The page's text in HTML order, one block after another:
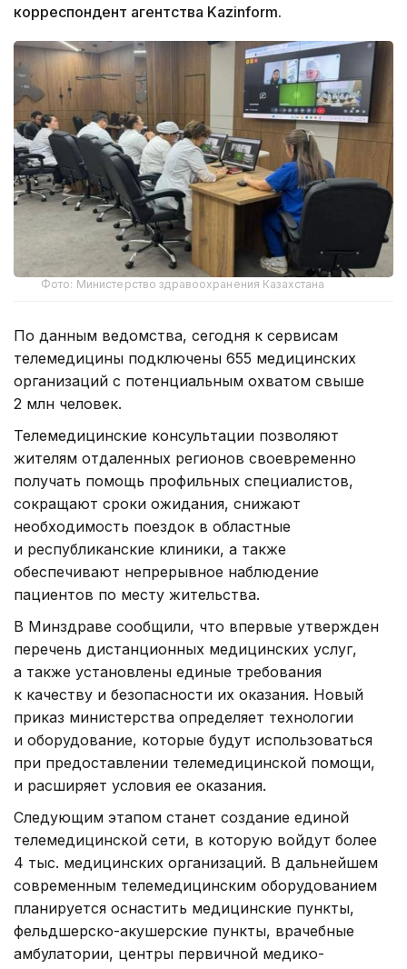
корреспондент агентства Kazinform.
Фото: Министерство здравоохранения Казахстана
По данным ведомства, сегодня к сервисам
телемедицины подключены 655 медицинских
организаций с потенциальным охватом свыше
2 млн человек.
Телемедицинские консультации позволяют
жителям отдаленных регионов своевременно
получать помощь профильных специалистов,
сокращают сроки ожидания, снижают
необходимость поездок в областные
и республиканские клиники, а также
обеспечивают непрерывное наблюдение
пациентов по месту жительства.
В Минздраве сообщили, что впервые утвержден
перечень дистанционных медицинских услуг,
а также установлены единые требования
к качеству и безопасности их оказания. Новый
приказ министерства определяет технологии
и оборудование, которые будут использоваться
при предоставлении телемедицинской помощи,
и расширяет условия ее оказания.
Следующим этапом станет создание единой
телемедицинской сети, в которую войдут более
4 тыс. медицинских организаций. В дальнейшем
современным телемедицинским оборудованием
планируется оснастить медицинские пункты,
фельдшерско-акушерские пункты, врачебные
амбулатории, центры первичной медико-